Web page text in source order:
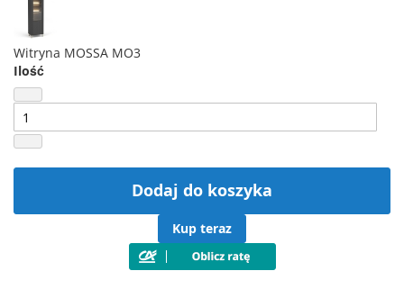
Witryna MOSSA MO3
Ilość
Dodaj do koszyka
Kup teraz